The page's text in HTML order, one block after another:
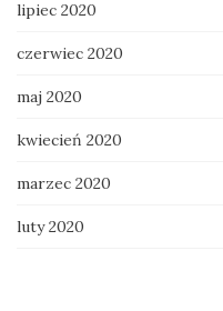
lipiec 2020
czerwiec 2020
maj 2020
kwiecień 2020
marzec 2020
luty 2020